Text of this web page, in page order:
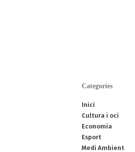
Categoríes
Inici
Cultura i oci
Economia
Esport
Medi Ambient